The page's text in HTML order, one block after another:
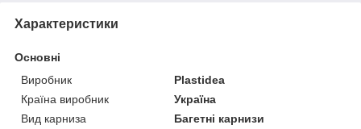
Характеристики
Основні
Виробник
Plastidea
Країна виробник
Україна
Вид карниза
Багетні карнизи